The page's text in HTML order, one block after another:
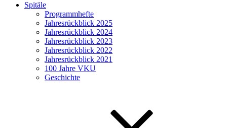
Spitäle
Programmhefte
Jahresrückblick 2025
Jahresrückblick 2024
Jahresrückblick 2023
Jahresrückblick 2022
Jahresrückblick 2021
100 Jahre VKU
Geschichte